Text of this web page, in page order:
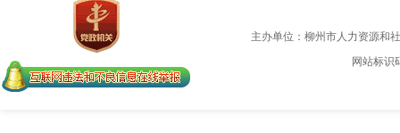
主办单位：柳州市人力资源和
网站标识